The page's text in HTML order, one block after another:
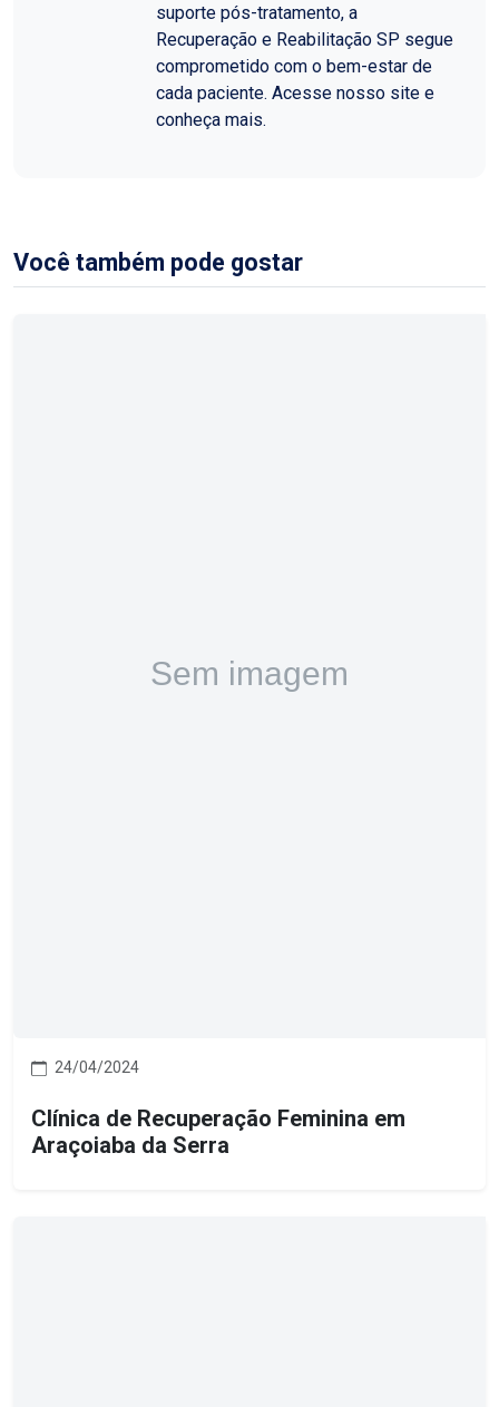
suporte pós-tratamento, a
Recuperação e Reabilitação SP segue
comprometido com o bem-estar de
cada paciente. Acesse nosso site e
conheça mais.
Você também pode gostar
24/04/2024
Clínica de Recuperação Feminina em
Araçoiaba da Serra